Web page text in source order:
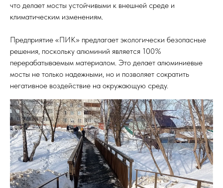
что делает мосты устойчивыми к внешней среде и
климатическим изменениям.
Предприятие «ПИК» предлагает экологически безопасные
решения, поскольку алюминий является 100%
перерабатываемым материалом. Это делает алюминиевые
мосты не только надежными, но и позволяет сократить
негативное воздействие на окружающую среду.